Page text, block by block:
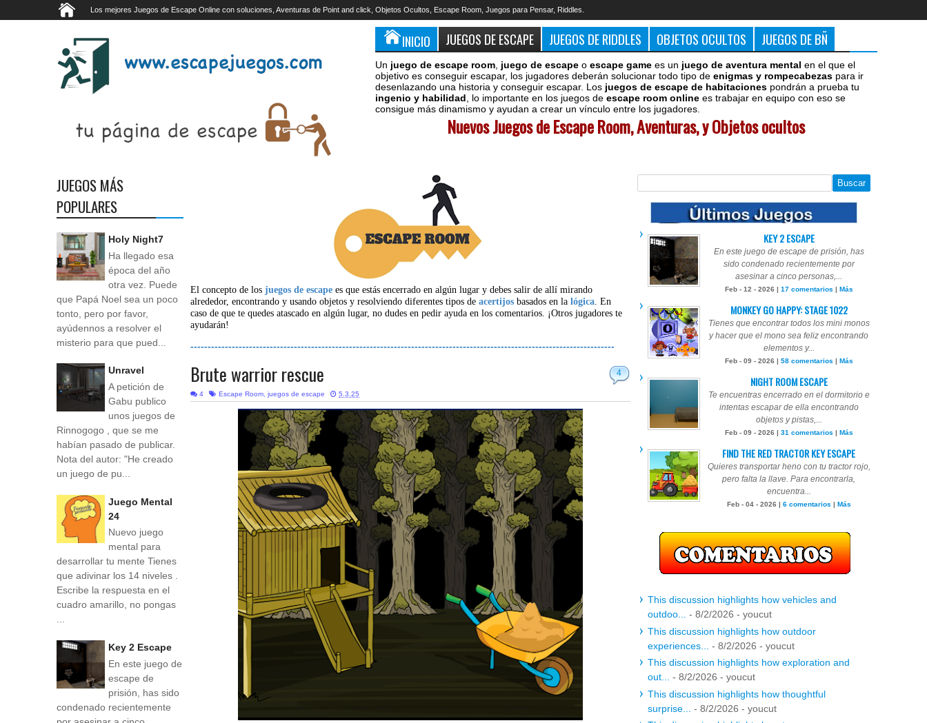
Los mejores Juegos de Escape Online con soluciones, Aventuras de Point and click, Objetos Ocultos, Escape Room, Juegos para Pensar, Riddles.
INICIO JUEGOS DE ESCAPE JUEGOS DE RIDDLES OBJETOS OCULTOS JUEGOS DE BÑ
Un juego de escape room juego de escape o escape game es un juego de aventura mental en el que el
objetivo es conseguir escapar, los jugadores deberán solucionar todo tipo de enigmas y rompecabezas para ir
desenlazando una historia y conseguir escapar. Los juegos de escape de habitaciones pondrán a prueba tu
ingenio y habilidad , lo importante en los juegos de escape room online es trabajar en equipo con eso se
consigue más dinamismo y ayudan a crear un vínculo entre los jugadores.
Nuevos Juegos de Escape Room, Aventuras, y Objetos ocultos
El concepto de losjuegos de escape es que estás encerrado en algún lugar y debes salir de allí mirando
alrededor, encontrando y usando objetos y resolviendo diferentes tipos deacertijos basados en lalógica. En
caso de que te quedes atascado en algún lugar, no dudes en pedir ayuda en los comentarios. ¡Otros jugadores te
ayudarán!
---------------------------------------------------------------------------------------------------------------------------
4
Brute warrior rescue
4 Escape Room juegos de escape 5.3.25
JUEGOS MÁS
POPULARES
Holy Night7
Ha llegado esa
época del año
otra vez. Puede
que Papá Noel sea un poco
tonto, pero por favor,
ayúdennos a resolver el
misterio para que pued...
Unravel
A petición de
Gabu publico
unos juegos de
Rinnogogo , que se me
habían pasado de publicar.
Nota del autor: "He creado
un juego de pu...
Juego Mental
24
Nuevo juego
mental para
desarrollar tu mente Tienes
que adivinar los 14 niveles .
Escribe la respuesta en el
cuadro amarillo, no pongas
...
Key 2 Escape
En este juego de
escape de
prisión, has sido
condenado recientemente
KEY 2 ESCAPE
En este juego de escape de prisión, has
sido condenado recientemente por
asesinar a cinco personas,...
Feb - 12 - 2026 | 17 comentarios | Más
MONKEY GO HAPPY: STAGE 1022
Tienes que encontrar todos los mini monos
y hacer que el mono sea feliz encontrando
elementos y...
Feb - 09 - 2026 | 58 comentarios | Más
NIGHT ROOM ESCAPE
Te encuentras encerrado en el dormitorio e
intentas escapar de ella encontrando
objetos y pistas,...
Feb - 09 - 2026 | 31 comentarios | Más
FIND THE RED TRACTOR KEY ESCAPE
Quieres transportar heno con tu tractor rojo,
pero falta la llave. Para encontrarla,
encuentra...
Feb - 04 - 2026 | 6 comentarios | Más
This discussion highlights how vehicles and
outdoo...
- 8/2/2026 - youcut
This discussion highlights how outdoor
experiences...
- 8/2/2026 - youcut
This discussion highlights how exploration and
out...
- 8/2/2026 - youcut
This discussion highlights how thoughtful
surprise...
- 8/2/2026 - youcut